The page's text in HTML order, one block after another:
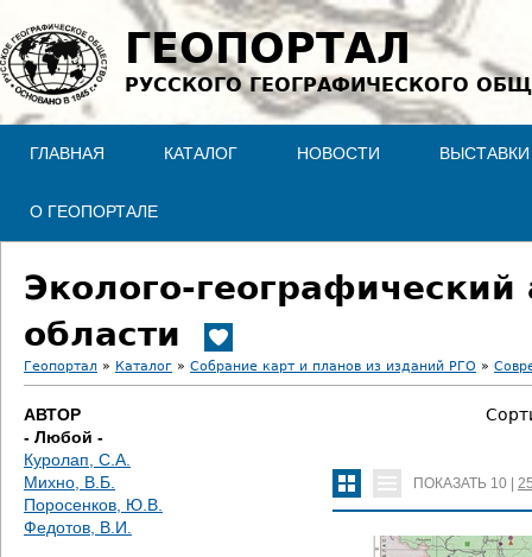
Jump to navigation
ГЕОПОРТАЛ
РУССКОГО ГЕОГРАФИЧЕСКОГО
ГЛАВНАЯ КАТАЛОГ НОВОСТИ ВЫСТАВКИ
О ГЕОПОРТАЛЕ
Эколого-
области
В
ы
з
д
Геопортал » Каталог » Собрание карт и планов из изданий РГО »
АВТОР
- Любой -
Куролап, С.А.
Михно, В.Б.
Поросенков, Ю.В.
Федотов, В.И.
ПОКАЗАТЬ 10